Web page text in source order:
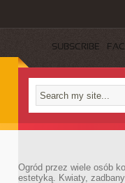
SUBSCRIBE
Ogród przez wiele osób
estetyką. Kwiaty,